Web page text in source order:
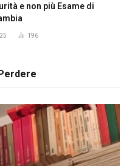
e non più Esame di
196